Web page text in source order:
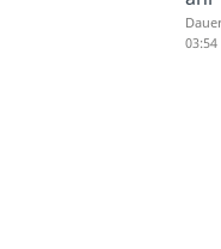
03:54